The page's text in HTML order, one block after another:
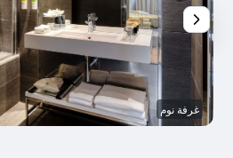
غرفة نوم